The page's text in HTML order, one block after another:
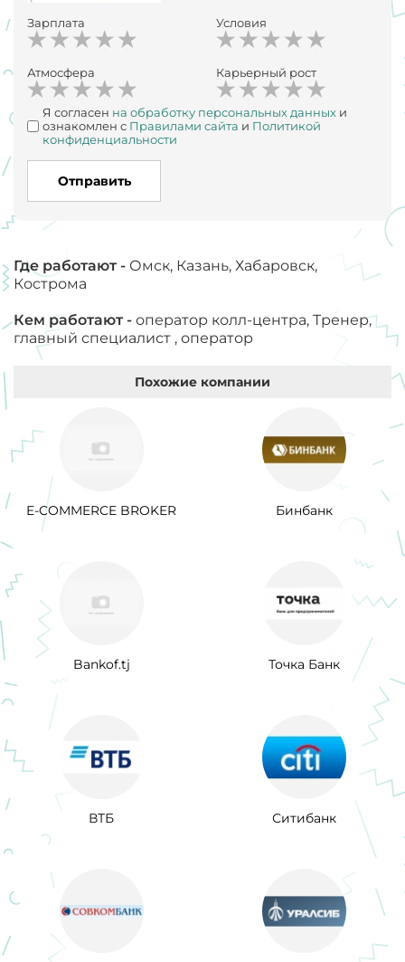
Зарплата Условия
Атмосфера Карьерный рост
Я согласен на обработку персональных данных и
ознакомлен с Правилами сайта и Политикой
конфиденциальности
Отправить
Где работают - Омск, Казань, Хабаровск,
Кострома
Кем работают - оператор колл-центра, Тренер,
главный специалист , оператор
Похожие компании
E-COMMERCE BROKER Бинбанк
Bankof.tj Точка Банк
ВТБ Ситибанк